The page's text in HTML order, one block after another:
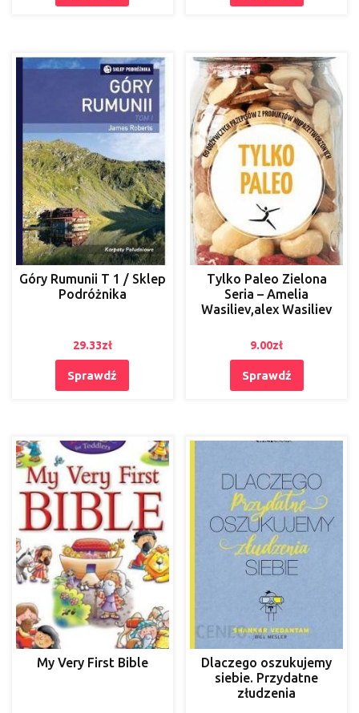
Góry Rumunii T 1 / Sklep
Podróżnika
29.33zł
Sprawdź
Tylko Paleo Zielona
Seria – Amelia
Wasiliev,alex Wasiliev
9.00zł
Sprawdź
My Very First Bible
Dlaczego oszukujemy
siebie. Przydatne
złudzenia